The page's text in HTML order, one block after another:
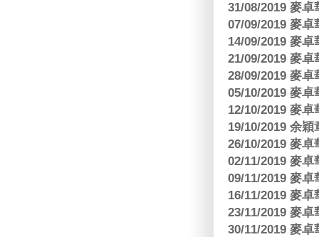
31/08/2019 麥
07/09/2019 麥
14/09/2019 麥
21/09/2019 麥
28/09/2019 麥
05/10/2019 麥
12/10/2019 麥
19/10/2019 余
26/10/2019 麥
02/11/2019 麥
09/11/2019 麥
16/11/2019 麥
23/11/2019 麥
30/11/2019 麥